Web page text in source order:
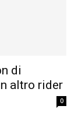
di
altro rider
0